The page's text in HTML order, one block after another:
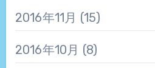
2016年11月 (15)
2016年10月 (8)